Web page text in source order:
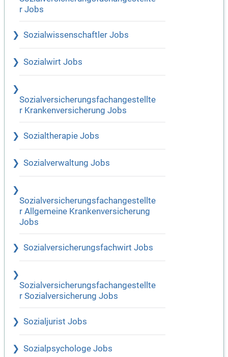
r Jobs
Sozialwissenschaftler Jobs
Sozialwirt Jobs
Sozialversicherungsfachangestellte
r Krankenversicherung Jobs
Sozialtherapie Jobs
Sozialverwaltung Jobs
Sozialversicherungsfachangestellte
r Allgemeine Krankenversicherung
Jobs
Sozialversicherungsfachwirt Jobs
Sozialversicherungsfachangestellte
r Sozialversicherung Jobs
Sozialjurist Jobs
Sozialpsychologe Jobs